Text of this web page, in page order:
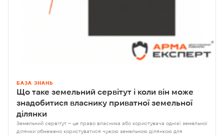
БАЗА ЗНАНЬ
Що таке земельний сервітут і коли він може
знадобитися власнику приватної земельної
ділянки
Земельний сервітут – це право власника або користувача однієї земельної
ділянки обмежено користуватися чужою земельною ділянкою для